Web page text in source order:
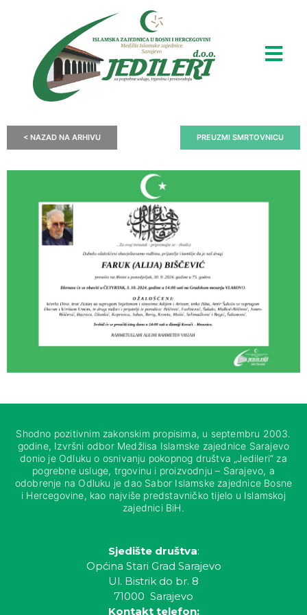
< NAZAD NA ARHIVU PREUZMI SMRTOVNICU
Shodno pozitivnim zakonskim propisima, u septembru 2003.
godine, Izvršni odbor Medžlisa Islamske zajednice Sarajevo
donio je Odluku o osnivanju pokopnog društva „Jedileri“ za
pogrebne usluge, trgovinu i proizvodnju – Sarajevo, a
odobrenje na Odluku je dao Sabor Islamske zajednice Bosne
i Hercegovine, kao najviše predstavničko tijelo u Islamskoj
zajednici BiH.
Sjedište društva:
Općina Stari Grad Sarajevo
Ul. Bistrik do br. 8
71000 Sarajevo
Kontakt telefon: